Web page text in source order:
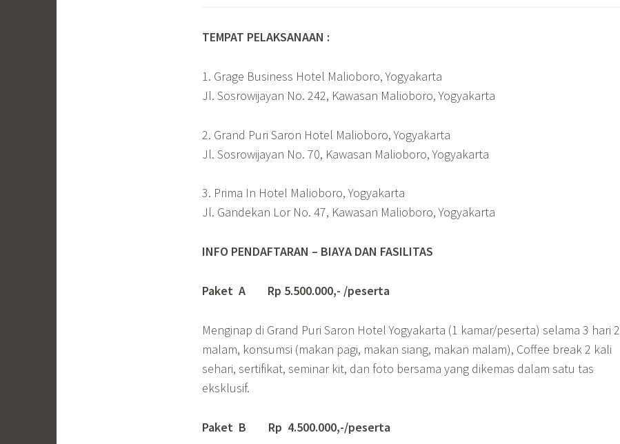
TEMPAT PELAKSANAAN :
1. Grage Business Hotel Malioboro, Yogyakarta
Jl. Sosrowijayan No. 242, Kawasan Malioboro, Yogyakarta
2. Grand Puri Saron Hotel Malioboro, Yogyakarta
Jl. Sosrowijayan No. 70, Kawasan Malioboro, Yogyakarta
3. Prima In Hotel Malioboro, Yogyakarta
Jl. Gandekan Lor No. 47, Kawasan Malioboro, Yogyakarta
INFO PENDAFTARAN – BIAYA DAN FASILITAS
Paket A Rp 5.500.000,- /peserta
Menginap di Grand Puri Saron Hotel Yogyakarta (1 kamar/peserta) selama 3 hari 2
malam, konsumsi (makan pagi, makan siang, makan malam), Coffee break 2 kali
sehari, sertifikat, seminar kit, dan foto bersama yang dikemas dalam satu tas
eksklusif.
Paket B Rp 4.500.000,-/peserta